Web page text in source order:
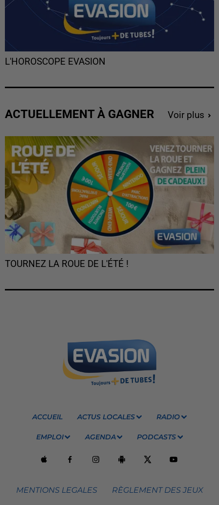
L'HOROSCOPE EVASION
ACTUELLEMENT À GAGNER Voir plus
TOURNEZ LA ROUE DE L'ÉTÉ !
ACCUEIL ACTUS LOCALES RADIO
EMPLOI AGENDA PODCASTS
MENTIONS LEGALES RÈGLEMENT DES JEUX